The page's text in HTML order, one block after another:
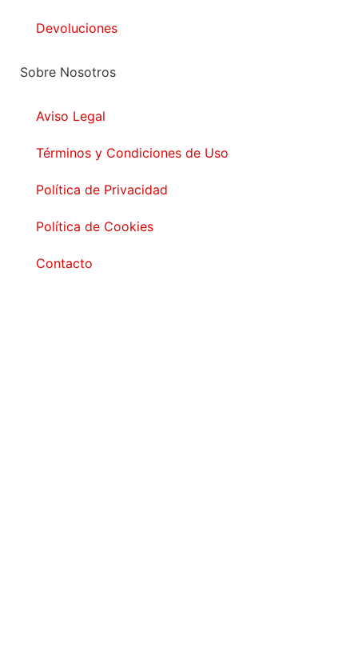
Devoluciones
Sobre Nosotros
Aviso Legal
Términos y Condiciones de Uso
Política de Privacidad
Política de Cookies
Contacto